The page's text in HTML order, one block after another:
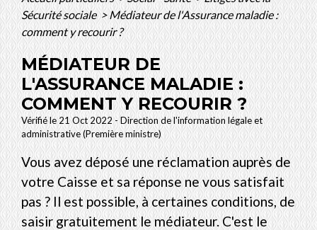
Sécurité sociale>Médiateur de l'Assurance maladie :
comment y recourir ?
MÉDIATEUR DE
L'ASSURANCE MALADIE :
COMMENT Y RECOURIR ?
Vérifié le 21 Oct 2022 - Direction de l'information légale et
administrative (Première ministre)
Vous avez déposé une réclamation auprès de
votre Caisse et sa réponse ne vous satisfait
pas ? Il est possible, à certaines conditions, de
saisir gratuitement le médiateur. C'est le